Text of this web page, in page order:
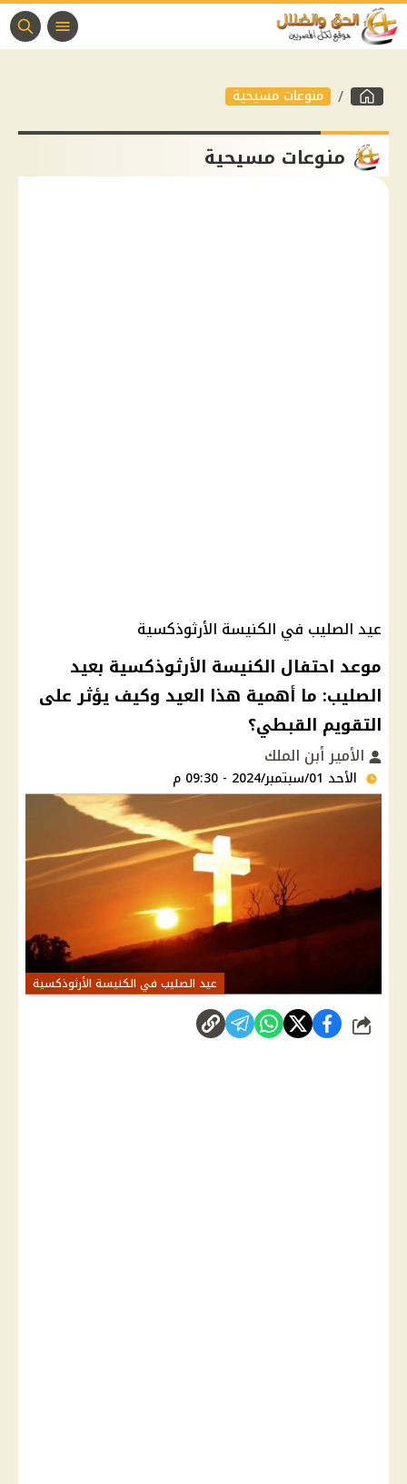
منوعات مسيحية
منوعات مسيحية
عيد الصليب في الكنيسة الأرثوذكسية
موعد احتفال الكنيسة الأرثوذكسية بعيد
الصليب: ما أهمية هذا العيد وكيف يؤثر على
التقويم القبطي؟
الأمير أبن الملك
الأحد 01/سبتمبر/2024 - 09:30 م
عيد الصليب في الكنيسة الأرثوذكسية
شارك